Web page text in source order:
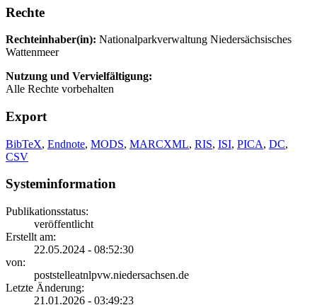
Rechte
Rechteinhaber(in): Nationalparkverwaltung Niedersächsisches
Wattenmeer
Nutzung und Vervielfältigung:
Alle Rechte vorbehalten
Export
BibTeX, Endnote, MODS, MARCXML, RIS, ISI, PICA, DC,
CSV
Systeminformation
Publikationsstatus:
veröffentlicht
Erstellt am:
22.05.2024 - 08:52:30
von:
poststelleatnlpvw.niedersachsen.de
Letzte Änderung:
21.01.2026 - 03:49:23